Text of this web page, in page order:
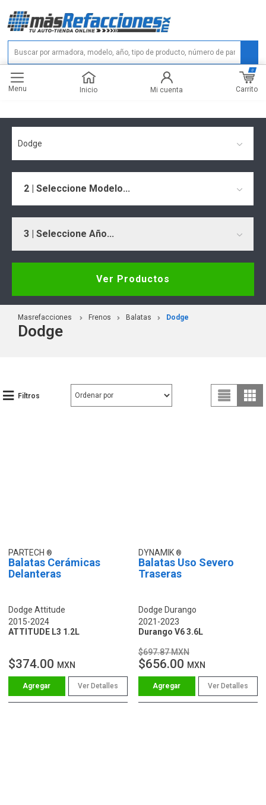
Menu Inicio Mi cuenta Carrito
0
Dodge
2 | Seleccione Modelo...
3 | Seleccione Año...
Ver Productos
Masrefacciones Frenos Balatas Dodge
Dodge
Filtros
PARTECH
Balatas Cerámicas
Delanteras
Dodge Attitude
2015-2024
ATTITUDE L3 1.2L
$374.00 MXN
Ver Detalles
DYNAMIK
Balatas Uso Severo
Traseras
Dodge Durango
2021-2023
Durango V6 3.6L
$697.87 MXN
$656.00 MXN
Ver Detalles